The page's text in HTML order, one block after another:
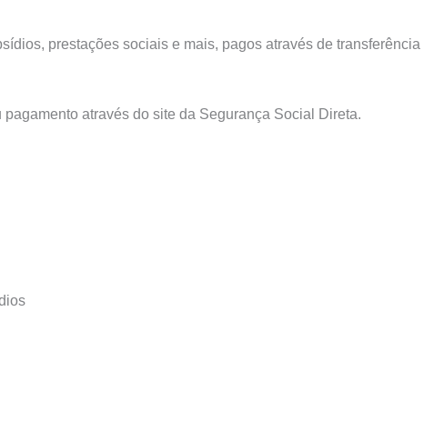
prestações sociais e mais, pagos através de transferência
através do site da Segurança Social Direta.